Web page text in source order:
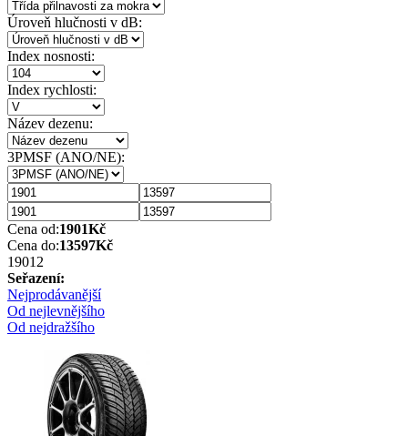
Úroveň hlučnosti v dB:
Index nosnosti:
Index rychlosti:
Název dezenu:
3PMSF (ANO/NE):
Cena od:1901Kč
Cena do:13597Kč
1901 2
Seřazení:
Nejprodávanější
Od nejlevnějšího
Od nejdražšího